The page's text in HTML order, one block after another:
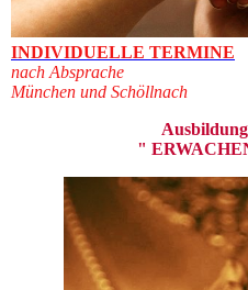
INDIVIDUELLE TERMINE
nach Absprache
München und Schöllnach
"